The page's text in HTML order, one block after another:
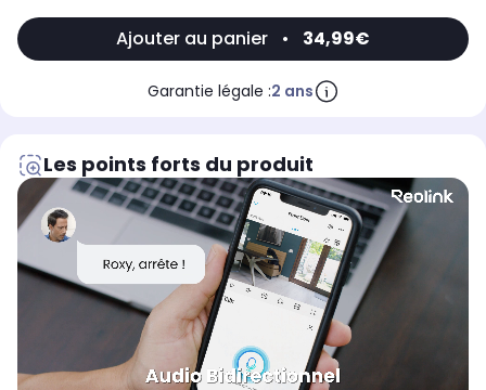
Ajouter au panier • 34,99€
Garantie légale :2 ans
Les points forts du produit